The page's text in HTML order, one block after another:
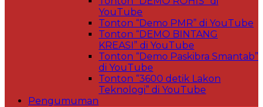
YouTube
Tonton “Demo PMR” di YouTube
Tonton “DEMO BINTANG
KREASI” di YouTube
Tonton “Demo Paskibra Smantab”
di YouTube
Tonton “3600 detik Lakon
Teknologi” di YouTube
Pengumuman